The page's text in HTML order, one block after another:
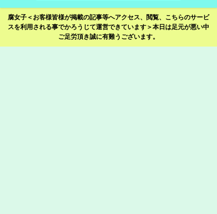
腐女子＜お客様皆様が掲載の記事等へアクセス、閲覧、こちらのサービ
スを利用される事でかろうじて運営できています＞本日は足元が悪い中
ご足労頂き誠に有難うございます。